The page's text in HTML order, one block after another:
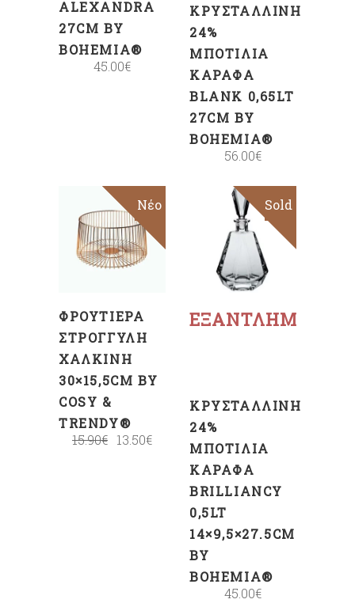
ALEXANDRA
27CM BY
BOHEMIA®
45.00€
ΚΡΥΣΤΆΛΛΙΝΗ
24%
ΜΠΟΤΊΛΙΑ
ΚΑΡΆΦΑ
BLANK 0,65LT
27CM BY
BOHEMIA®
56.00€
Sale
Νέο
ΠΡΟΣΘΉΚΗ
ΣΤΟ
ΚΑΛΆΘΙ
ΦΡΟΥΤΙΈΡΑ
ΣΤΡΟΓΓΥΛΉ
ΧΆΛΚΙΝΗ
30×15,5CM BY
COSY &
TRENDY®
15.90€ 13.50€
ΕΞΑΝΤΛΗΜΈΝΟ
Sold
Διαβάστε
περισσότερα
ΚΡΥΣΤΆΛΛΙΝΗ
24%
ΜΠΟΤΊΛΙΑ
ΚΑΡΆΦΑ
BRILLIANCY
0,5LT
14×9,5×27.5CM
BY
BOHEMIA®
45.00€